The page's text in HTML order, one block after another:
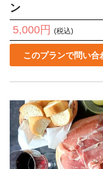
ン
5,000円 (税込)
このプランで問い合